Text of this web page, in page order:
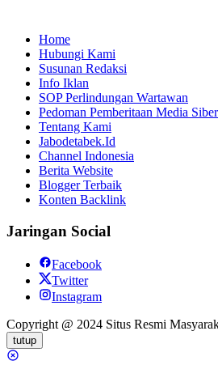
Home
Hubungi Kami
Susunan Redaksi
Info Iklan
SOP Perlindungan Wartawan
Pedoman Pemberitaan Media Siber
Tentang Kami
Jabodetabek.Id
Channel Indonesia
Berita Website
Blogger Terbaik
Konten Backlink
Jaringan Social
Facebook
Twitter
Instagram
Copyright @ 2024 Situs Resmi
tutup